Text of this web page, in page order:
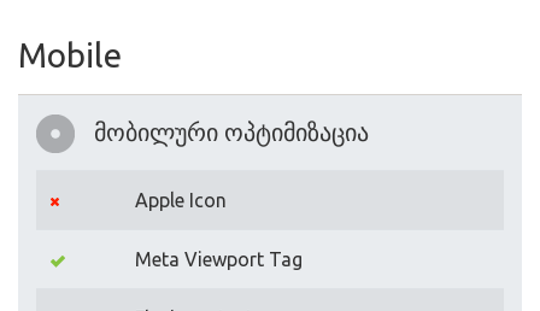
Mobile
მობილური ოპტიმიზაცია
Apple Icon
Meta Viewport Tag